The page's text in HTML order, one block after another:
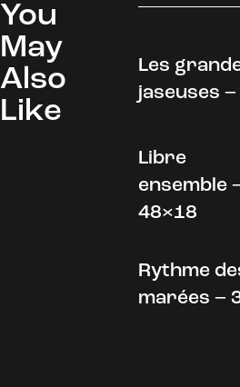
You
May
Also
Like
Les
jaseuses
Libre
ensemble
48×18
Rythme
marées –